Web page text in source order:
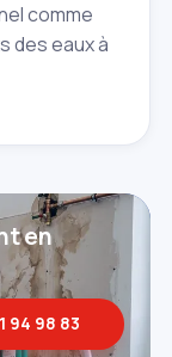
comme
des eaux à
en
94 98 83